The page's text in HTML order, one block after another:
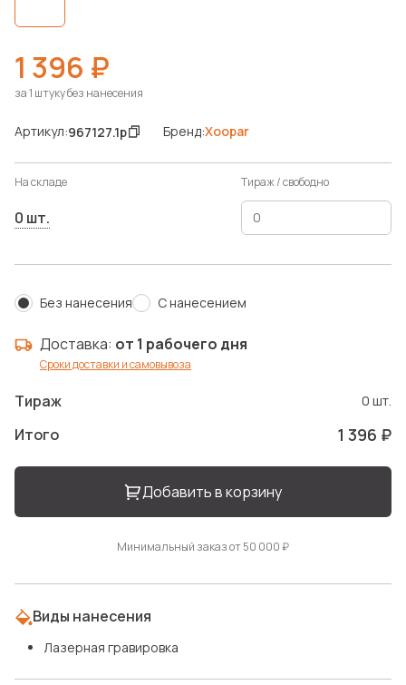
1 396 ₽
за 1 штуку без нанесения
Артикул:967127.1p Бренд:Xoopar
На складе Тираж / свободно
0 шт.
Без нанесения С нанесением
Доставка: от 1 рабочего дня
Сроки доставки и самовывоза
Тираж 0 шт.
Итого 1 396 ₽
Добавить в корзину
Минимальный заказ от 50 000 ₽
Виды нанесения
Лазерная гравировка